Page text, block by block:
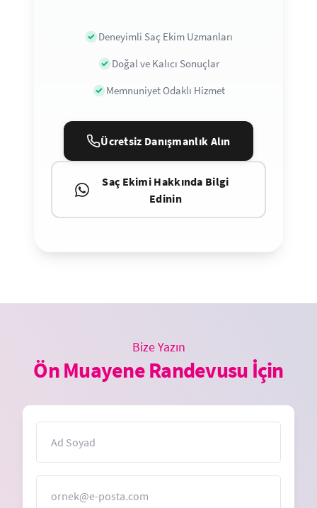
Deneyimli Saç Ekim Uzmanları
Doğal ve Kalıcı Sonuçlar
Memnuniyet Odaklı Hizmet
Ücretsiz Danışmanlık Alın
Saç Ekimi Hakkında Bilgi
Edinin
Bize Yazın
Ön Muayene Randevusu İçin